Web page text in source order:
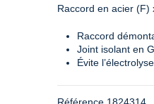
Raccord en acier (F)
Raccord
Joint isolant en
Évite